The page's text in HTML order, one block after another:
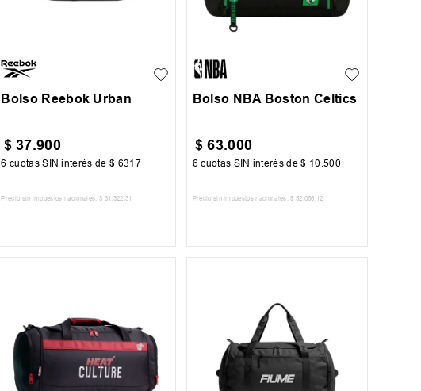
Bolso Reebok Urban
$ 37.900
6 cuotas SIN interés de$ 6317
Precio sin impuestos nacionales: $ 31 .322 ,31
Bolso NBA Boston Celtics
$ 63.000
6 cuotas SIN interés de$ 10 500
Precio sin impuestos nacionales: $ 52 .066 ,12